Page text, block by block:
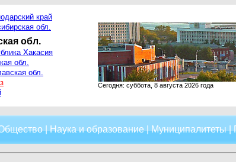
край
обл.
обл.
Хакасия
обл.
обл.
Сегодня: суббота, 8 августа 2026 года
|Наука и образование|Муниципалитеты|